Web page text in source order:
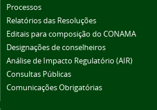
Processos
Relatórios das Resoluções
Editais para composição do CONAMA
Designações de conselheiros
Análise de Impacto Regulatório (AIR)
Consultas Públicas
Comunicações Obrigatórias